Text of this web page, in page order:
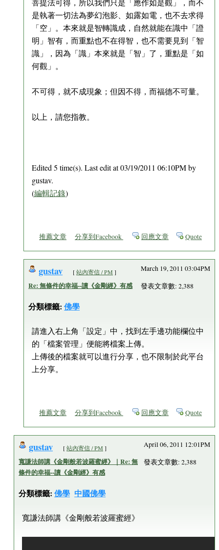
菩提法可得，所以我們只是「應作如是觀」，而不
是執著一切法為夢幻泡影、如露如電，也不去求得
「空」。本來就是智轉識成，自然就能在識中「證
明」智有，而重點也不在得智，也不需要見到「智
識」，因為「識」本來就是「智」了，重點是「如
何觀」。
不可得，就不成現象；但因不得，而福德不可量。
以上，請您指教。
Edited 5 time(s). Last edit at 03/19/2011 06:10PM by
gustav.
(編輯記錄)
推薦文章 分享到Facebook 回應文章 Quote
gustav [站內寄信 / PM ]
Re: 無條件的幸福--讀《金剛經》有感
分類標籤: 佛學
March 19, 2011 03:04PM
發表文章數: 2,388
請進入右上角「設定」中，找到左手邊功能欄位中
的「檔案管理」便能將檔案上傳。
上傳後的檔案就可以進行分享，也不限制於此平台
上分享。
推薦文章 分享到Facebook 回應文章 Quote
gustav [站內寄信 / PM ]
寬謙法師講《金剛般若波羅蜜經》｜Re: 無
條件的幸福--讀《金剛經》有感
分類標籤: 佛學 中國佛學
April 06, 2011 12:01PM
發表文章數: 2,388
寬謙法師講《金剛般若波羅蜜經》